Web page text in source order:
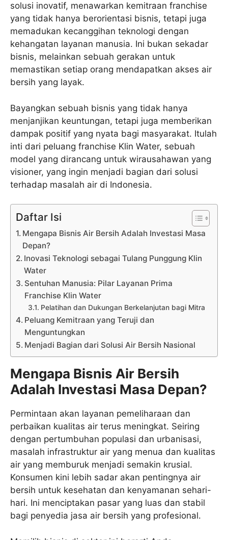
solusi inovatif, menawarkan kemitraan franchise
yang tidak hanya berorientasi bisnis, tetapi juga
memadukan kecanggihan teknologi dengan
kehangatan layanan manusia. Ini bukan sekadar
bisnis, melainkan sebuah gerakan untuk
memastikan setiap orang mendapatkan akses air
bersih yang layak.
Bayangkan sebuah bisnis yang tidak hanya
menjanjikan keuntungan, tetapi juga memberikan
dampak positif yang nyata bagi masyarakat. Itulah
inti dari peluang franchise Klin Water, sebuah
model yang dirancang untuk wirausahawan yang
visioner, yang ingin menjadi bagian dari solusi
terhadap masalah air di Indonesia.
Daftar Isi
Mengapa Bisnis Air Bersih Adalah Investasi Masa
Depan?
Inovasi Teknologi sebagai Tulang Punggung Klin
Water
Sentuhan Manusia: Pilar Layanan Prima
Franchise Klin Water
Pelatihan dan Dukungan Berkelanjutan bagi Mitra
Peluang Kemitraan yang Teruji dan
Menguntungkan
Menjadi Bagian dari Solusi Air Bersih Nasional
Mengapa Bisnis Air Bersih
Adalah Investasi Masa Depan?
Permintaan akan layanan pemeliharaan dan
perbaikan kualitas air terus meningkat. Seiring
dengan pertumbuhan populasi dan urbanisasi,
masalah infrastruktur air yang menua dan kualitas
air yang memburuk menjadi semakin krusial.
Konsumen kini lebih sadar akan pentingnya air
bersih untuk kesehatan dan kenyamanan sehari-
hari. Ini menciptakan pasar yang luas dan stabil
bagi penyedia jasa air bersih yang profesional.